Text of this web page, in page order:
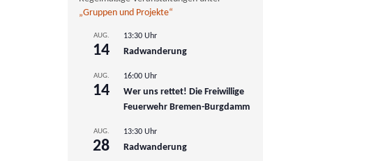
„Gruppen und Projekte“
AUG.
14
13:30 Uhr
Radwanderung
AUG.
14
16:00 Uhr
Wer uns rettet! Die Freiwillige
Feuerwehr Bremen-Burgdamm
AUG.
28
13:30 Uhr
Radwanderung